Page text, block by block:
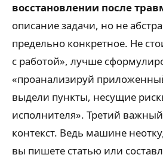
восстановлении после
описание задачи, но не
предельно конкретное. Не
с работой», лучше
«проанализируй
выдели пункты, несущие
исполнителя». Третий
контекст. Ведь машине
вы пишете статью или